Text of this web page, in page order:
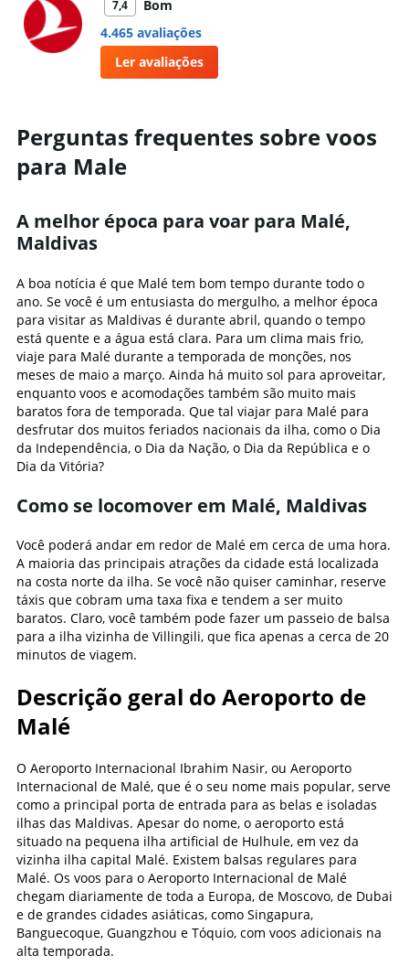
7,4
Bom
4.465 avaliações
Ler avaliações
Perguntas frequentes sobre voos
para Male
A melhor época para voar para Malé,
Maldivas
A boa notícia é que Malé tem bom tempo durante todo o
ano. Se você é um entusiasta do mergulho, a melhor época
para visitar as Maldivas é durante abril, quando o tempo
está quente e a água está clara. Para um clima mais frio,
viaje para Malé durante a temporada de monções, nos
meses de maio a março. Ainda há muito sol para aproveitar,
enquanto voos e acomodações também são muito mais
baratos fora de temporada. Que tal viajar para Malé para
desfrutar dos muitos feriados nacionais da ilha, como o Dia
da Independência, o Dia da Nação, o Dia da República e o
Dia da Vitória?
Como se locomover em Malé, Maldivas
Você poderá andar em redor de Malé em cerca de uma hora.
A maioria das principais atrações da cidade está localizada
na costa norte da ilha. Se você não quiser caminhar, reserve
táxis que cobram uma taxa fixa e tendem a ser muito
baratos. Claro, você também pode fazer um passeio de balsa
para a ilha vizinha de Villingili, que fica apenas a cerca de 20
minutos de viagem.
Descrição geral do Aeroporto de
Malé
O Aeroporto Internacional Ibrahim Nasir, ou Aeroporto
Internacional de Malé, que é o seu nome mais popular, serve
como a principal porta de entrada para as belas e isoladas
ilhas das Maldivas. Apesar do nome, o aeroporto está
situado na pequena ilha artificial de Hulhule, em vez da
vizinha ilha capital Malé. Existem balsas regulares para
Malé. Os voos para o Aeroporto Internacional de Malé
chegam diariamente de toda a Europa, de Moscovo, de Dubai
e de grandes cidades asiáticas, como Singapura,
Banguecoque, Guangzhou e Tóquio, com voos adicionais na
alta temporada.